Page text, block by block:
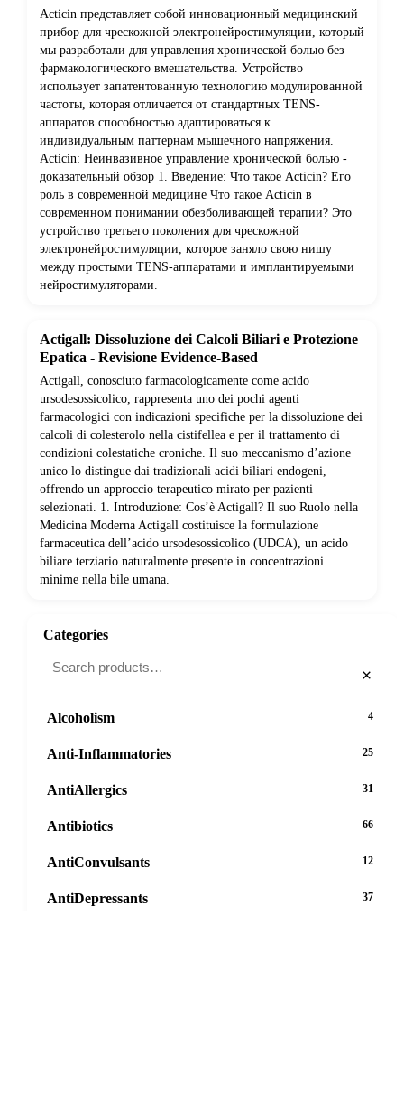
Acticin представляет собой инновационный медицинский
прибор для чрескожной электронейростимуляции, который
мы разработали для управления хронической болью без
фармакологического вмешательства. Устройство
использует запатентованную технологию модулированной
частоты, которая отличается от стандартных TENS-
аппаратов способностью адаптироваться к
индивидуальным паттернам мышечного напряжения.
Acticin: Неинвазивное управление хронической болью -
доказательный обзор 1. Введение: Что такое Acticin? Его
роль в современной медицине Что такое Acticin в
современном понимании обезболивающей терапии? Это
устройство третьего поколения для чрескожной
электронейростимуляции, которое заняло свою нишу
между простыми TENS-аппаратами и имплантируемыми
нейростимуляторами.
Actigall: Dissoluzione dei Calcoli Biliari e Protezione
Epatica - Revisione Evidence-Based
Actigall, conosciuto farmacologicamente come acido
ursodesossicolico, rappresenta uno dei pochi agenti
farmacologici con indicazioni specifiche per la dissoluzione dei
calcoli di colesterolo nella cistifellea e per il trattamento di
condizioni colestatiche croniche. Il suo meccanismo d’azione
unico lo distingue dai tradizionali acidi biliari endogeni,
offrendo un approccio terapeutico mirato per pazienti
selezionati. 1. Introduzione: Cos’è Actigall? Il suo Ruolo nella
Medicina Moderna Actigall costituisce la formulazione
farmaceutica dell’acido ursodesossicolico (UDCA), un acido
biliare terziario naturalmente presente in concentrazioni
minime nella bile umana.
Categories
×
Alcoholism 4
Anti-Inflammatories 25
AntiAllergics 31
Antibiotics 66
AntiConvulsants 12
AntiDepressants 37